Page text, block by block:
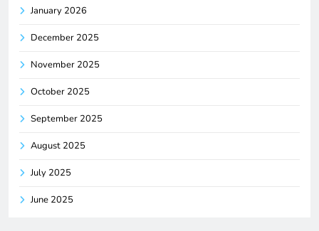
January 2026
December 2025
November 2025
October 2025
September 2025
August 2025
July 2025
June 2025